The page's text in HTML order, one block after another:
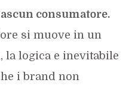
consumatore.
si muove in un
la logica e inevitabile
i brand non